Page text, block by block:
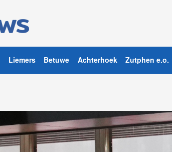
Liemers Betuwe Achterhoek Zutphen e.o.